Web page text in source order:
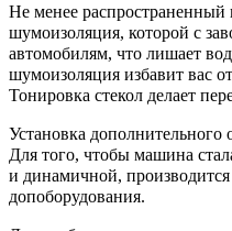
Не менее распространенный
шумоизоляция, которой с
автомобилям, что лишает
шумоизоляция избавит вас
Тонировка стекол делает
Установка дополнительного
Для того, чтобы машина
и динамичной,
допоборудования.